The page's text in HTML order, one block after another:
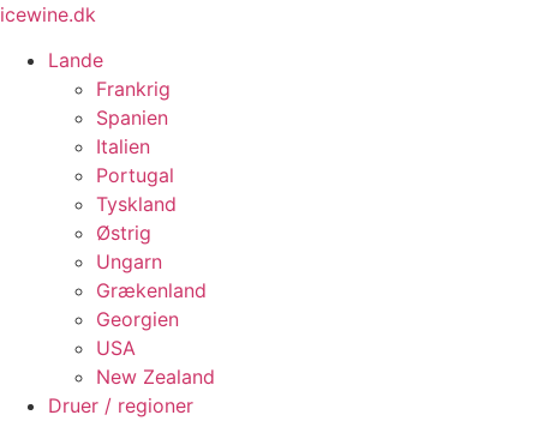
Videre
indhold
icewine.dk
Lande
Frankrig
Spanien
Italien
Portugal
Tyskland
Østrig
Ungarn
Grækenland
Georgien
USA
New Zealand
Druer / regioner